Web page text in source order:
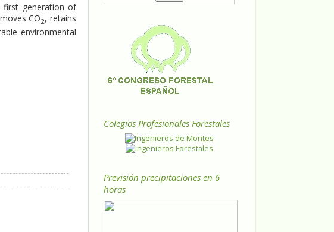
first generation of
CO2, retains
environmental
Colegios Profesionales Forestales
Previsión precipitaciones en 6
horas